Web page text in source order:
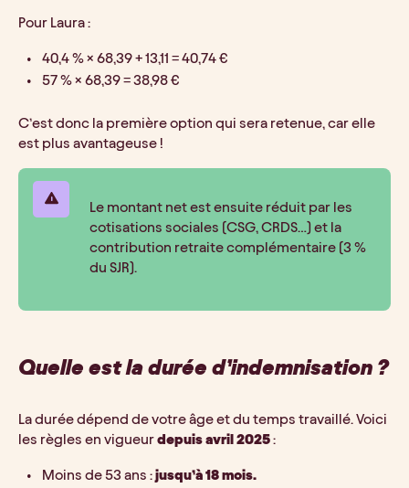
Pour Laura :
40,4 % × 68,39 + 13,11 = 40,74 €
57 % × 68,39 = 38,98 €
C’est donc la première option qui sera retenue, car elle
est plus avantageuse !
Le montant net est ensuite réduit par les
cotisations sociales (CSG, CRDS…) et la
contribution retraite complémentaire (3 %
du SJR).
Quelle est la durée d’indemnisation ?
La durée dépend de votre âge et du temps travaillé. Voici
les règles en vigueur depuis avril 2025 :
Moins de 53 ans : jusqu’à 18 mois.